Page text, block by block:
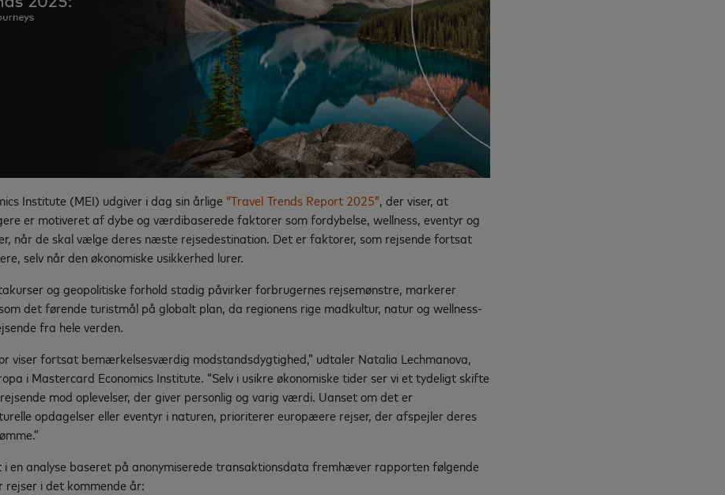
Institute (MEI) udgiver i dag sin årlige “Travel Trends Report 2025”, der viser, at
er motiveret af dybe og værdibaserede faktorer som fordybelse, wellness, eventyr og
når de skal vælge deres næste rejsedestination. Det er faktorer, som rejsende fortsat
selv når den økonomiske usikkerhed lurer.
og geopolitiske forhold stadig påvirker forbrugernes rejsemønstre, markerer
det førende turistmål på globalt plan, da regionens rige madkultur, natur og wellness-
fra hele verden.
viser fortsat bemærkelsesværdig modstandsdygtighed,” udtaler Natalia Lechmanova,
i Mastercard Economics Institute. “Selv i usikre økonomiske tider ser vi et tydeligt skifte
mod oplevelser, der giver personlig og varig værdi. Uanset om det er
opdagelser eller eventyr i naturen, prioriterer europæere rejser, der afspejler deres
i en analyse baseret på anonymiserede transaktionsdata fremhæver rapporten følgende
i det kommende år: